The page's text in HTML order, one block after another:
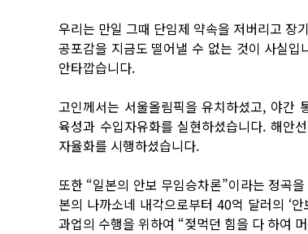
우리는 만일 그때 단임제 약속을 저버리고 장
공포감을 지금도 떨어낼 수 없는 것이 사실
안타깝습니다.
고인께서는 서울올림픽을 유치하셨고, 야간
육성과 수입자유화를 실현하셨습니다. 해안
자율화를 시행하셨습니다.
또한 “일본의 안보 무임승차론”이라는 정곡
본의 나까소네 내각으로부터 40억 달러의 ‘
과업의 수행을 위하여 “젖먹던 힘을 다 하여